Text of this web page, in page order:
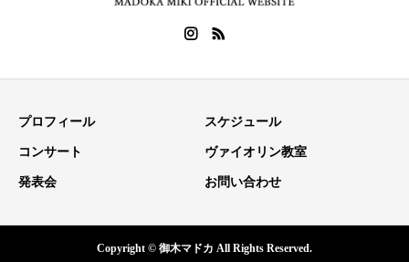
プロフィール スケジュール
コンサート ヴァイオリン教室
発表会 お問い合わせ
Copyright © 御木マドカ All Rights Reserved.